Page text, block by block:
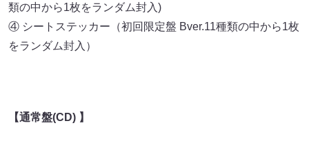
類の中から1枚をランダム封入)
④ シートステッカー（初回限定盤 Bver.11種類の中から1枚
をランダム封入）
【通常盤(CD) 】